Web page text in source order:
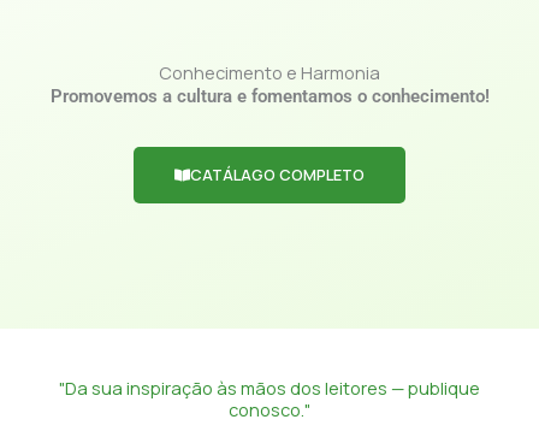
Conhecimento e Harmonia
Promovemos a cultura e fomentamos o conhecimento!
CATÁLAGO COMPLETO
"Da sua inspiração às mãos dos leitores — publique
conosco."